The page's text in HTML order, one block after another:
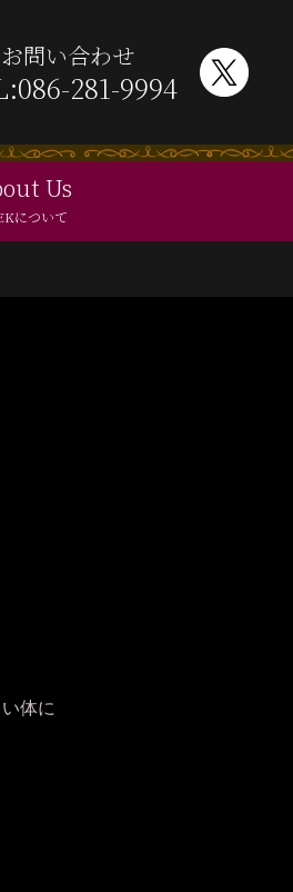
お問い合わせ
281-9994
について
Us
体に